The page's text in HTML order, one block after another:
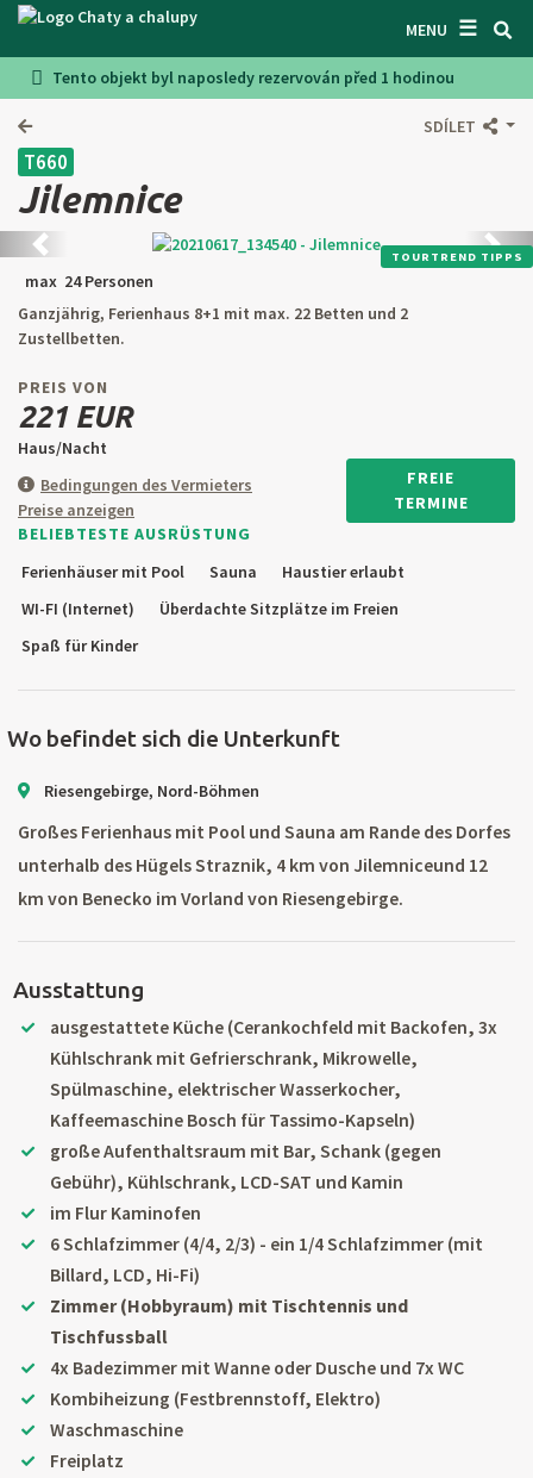
MENU ☰
SUCHEN UNTERKUNFT
LASSEN SIE SICH INSPIRIEREN
ÜBER UNS
KONTAKTE
EINGANG FÜR DEN EIGENTÜMER
SUCHEN AUF WEBSITE
OBJEKT ANBIETEN
SK
PL
Tento objekt byl naposledy rezervován před 1 hodinou
SDÍLET
T660
Jilemnice
Zurück TOURTREND TIPPS
max 24 Personen
Ganzjährig, Ferienhaus 8+1 mit max. 22 Betten und 2
Zustellbetten.
PREIS VON
221 EUR
Haus/Nacht
Bedingungen des Vermieters
Preise anzeigen
FREIE
TERMINE
BELIEBTESTE AUSRÜSTUNG
Ferienhäuser mit Pool
Sauna
Haustier erlaubt
WI-FI (Internet)
Überdachte Sitzplätze im Freien
Spaß für Kinder
Wo befindet sich die Unterkunft
Riesengebirge, Nord-Böhmen
Großes Ferienhaus mit Pool und Sauna am Rande des Dorfes
unterhalb des Hügels Straznik, 4 km von Jilemniceund 12
km von Benecko im Vorland von Riesengebirge.
Ausstattung
ausgestattete Küche (Cerankochfeld mit Backofen, 3x
Kühlschrank mit Gefrierschrank, Mikrowelle,
Spülmaschine, elektrischer Wasserkocher,
Kaffeemaschine Bosch für Tassimo-Kapseln)
große Aufenthaltsraum mit Bar, Schank (gegen
Gebühr), Kühlschrank, LCD-SAT und Kamin
im Flur Kaminofen
6 Schlafzimmer (4/4, 2/3) - ein 1/4 Schlafzimmer (mit
Billard, LCD, Hi-Fi)
Zimmer (Hobbyraum) mit Tischtennis und
Tischfussball
4x Badezimmer mit Wanne oder Dusche und 7x WC
Kombiheizung (Festbrennstoff, Elektro)
Waschmaschine
Freiplatz